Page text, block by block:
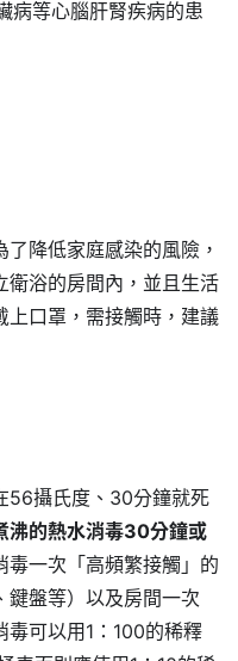
病等心腦肝腎疾病的患
降低家庭感染的風險，
衛浴的房間內，並且生活
上口罩，需接觸時，建議
56攝氏度、30分鐘就死
沸的熱水消毒30分鐘或
毒一次「高頻繁接觸」的
鍵盤等）以及房間一次
毒可以用1：100的稀釋